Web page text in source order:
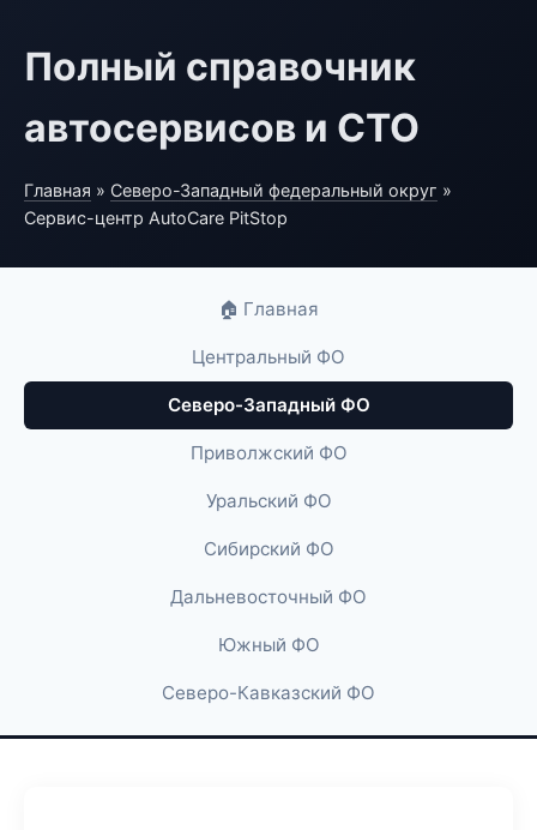
Полный справочник
автосервисов и СТО
Главная » Северо-Западный федеральный округ »
Сервис-центр AutoCare PitStop
🏠 Главная
Центральный ФО
Северо-Западный ФО
Приволжский ФО
Уральский ФО
Сибирский ФО
Дальневосточный ФО
Южный ФО
Северо-Кавказский ФО